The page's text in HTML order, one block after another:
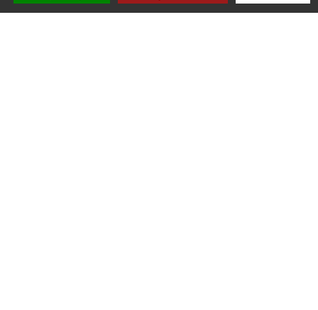
En ville, les activités humaines produisent de la